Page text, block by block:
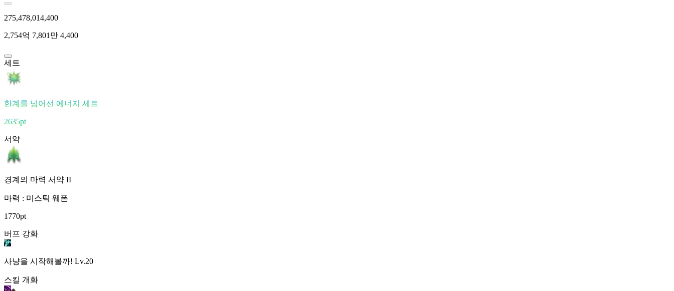
275,478,014,400
2,754억 7,801만 4,400
세트
한계를 넘어선 에너지 세트
2635pt
서약
경계의 마력 서약 II
마력 : 미스틱 웨폰
1770pt
버프 강화
사냥을 시작해볼까! Lv.20
스킬 개화